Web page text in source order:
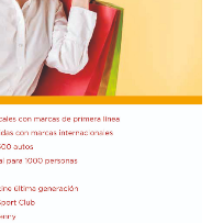
ser más punzante en
al
lado,
de pegar con
era lento y lejos
el marcador a los 35
pelota en la mitad de
Saralegui y Nacho